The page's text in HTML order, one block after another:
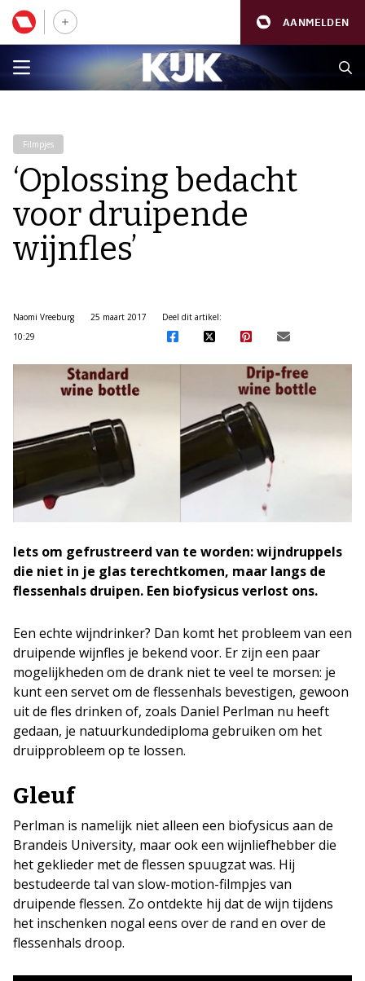
AANMELDEN
Filmpjes
‘Oplossing bedacht
voor druipende
wijnfles’
Naomi Vreeburg
25 maart 2017
10:29
Deel dit artikel:
Iets om gefrustreerd van te worden: wijndruppels
die niet in je glas terechtkomen, maar langs de
flessenhals druipen. Een biofysicus verlost ons.
Een echte wijndrinker? Dan komt het probleem van een
druipende wijnfles je bekend voor. Er zijn een paar
mogelijkheden om de drank niet te veel te morsen: je
kunt een servet om de flessenhals bevestigen, gewoon
uit de fles drinken of, zoals Daniel Perlman nu heeft
gedaan, je natuurkundediploma gebruiken om het
druipprobleem op te lossen.
Gleuf
Perlman is namelijk niet alleen een biofysicus aan de
Brandeis University, maar ook een wijnliefhebber die
het geklieder met de flessen spuugzat was. Hij
bestudeerde tal van slow-motion-filmpjes van
druipende flessen. Zo ontdekte hij dat de wijn tijdens
het inschenken nogal eens over de rand en over de
flessenhals droop.